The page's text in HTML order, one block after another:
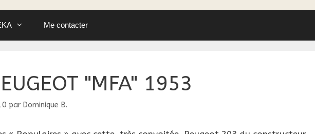
Me contacter
"MFA" 1953
par Dominique B.